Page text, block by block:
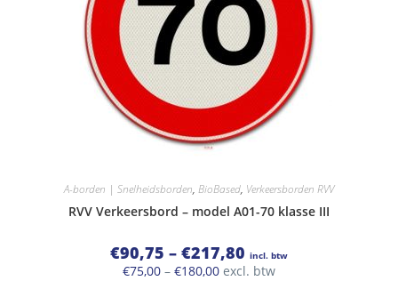
productpagina
A-borden | Snelheidsborden, BioBased, Verkeersborden RVV
RVV Verkeersbord – model A01-70 klasse III
€90,75 – €217,80 Prijsklasse:
€90,75
tot
incl. btw
€75,00 – €180,00Prijsklasse:
excl. btw